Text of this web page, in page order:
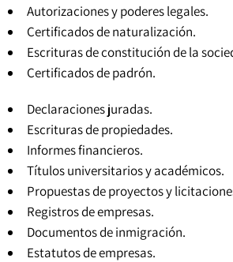
Autorizaciones y poderes legales.
Certificados de naturalización.
Escrituras de constitución de la
Certificados de padrón.
Declaraciones juradas.
Escrituras de propiedades.
Informes financieros.
Títulos universitarios y académicos.
Propuestas de proyectos y
Registros de empresas.
Documentos de inmigración.
Estatutos de empresas.